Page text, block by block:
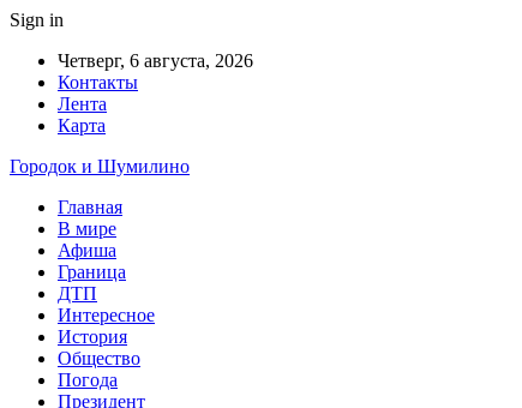
Sign in
Четверг, 6 августа, 2026
Контакты
Лента
Карта
Городок и Шумилино
Главная
В мире
Афиша
Граница
ДТП
Интересное
История
Общество
Погода
Президент